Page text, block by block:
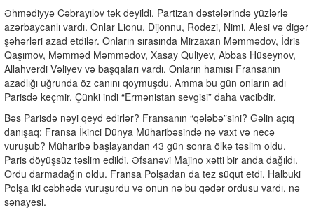
Əhmədiyyə Cəbrayılov tək deyildi. Partizan dəstələrində yüzlərlə
azərbaycanlı vardı. Onlar Lionu, Dijonnu, Rodezi, Nimi, Alesi və digər
şəhərləri azad etdilər. Onların sırasında Mirzaxan Məmmədov, İdris
Qaşımov, Məmməd Məmmədov, Xasay Quliyev, Abbas Hüseynov,
Allahverdi Vəliyev və başqaları vardı. Onların hamısı Fransanın
azadlığı uğrunda öz canını qoymuşdu. Amma bu gün onların adı
Parisdə keçmir. Çünki indi “Ermənistan sevgisi” daha vacibdir.
Bəs Parisdə nəyi qeyd edirlər? Fransanın “qələbə”sini? Gəlin açıq
danışaq: Fransa İkinci Dünya Müharibəsində nə vaxt və necə
vuruşub? Müharibə başlayandan 43 gün sonra ölkə təslim oldu.
Paris döyüşsüz təslim edildi. Əfsanəvi Majino xətti bir anda dağıldı.
Ordu darmadağın oldu. Fransa Polşadan da tez süqut etdi. Halbuki
Polşa iki cəbhədə vuruşurdu və onun nə bu qədər ordusu vardı, nə
sənayesi.